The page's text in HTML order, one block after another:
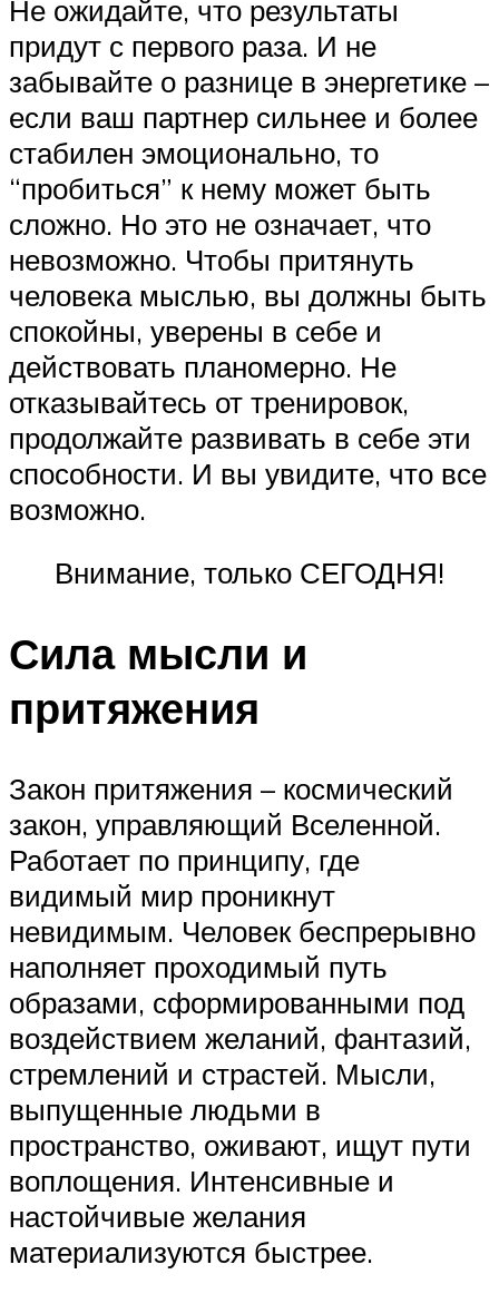
Не ожидайте, что результаты
придут с первого раза. И не
забывайте о разнице в энергетике –
если ваш партнер сильнее и более
стабилен эмоционально, то
“пробиться” к нему может быть
сложно. Но это не означает, что
невозможно. Чтобы притянуть
человека мыслью, вы должны быть
спокойны, уверены в себе и
действовать планомерно. Не
отказывайтесь от тренировок,
продолжайте развивать в себе эти
способности. И вы увидите, что все
возможно.
Внимание, только СЕГОДНЯ!
Сила мысли и
притяжения
Закон притяжения – космический
закон, управляющий Вселенной.
Работает по принципу, где
видимый мир проникнут
невидимым. Человек беспрерывно
наполняет проходимый путь
образами, сформированными под
воздействием желаний, фантазий,
стремлений и страстей. Мысли,
выпущенные людьми в
пространство, оживают, ищут пути
воплощения. Интенсивные и
настойчивые желания
материализуются быстрее.